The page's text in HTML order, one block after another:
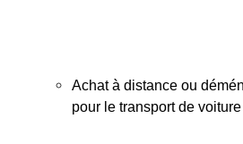
Achat à distance ou
pour le transport de voiture